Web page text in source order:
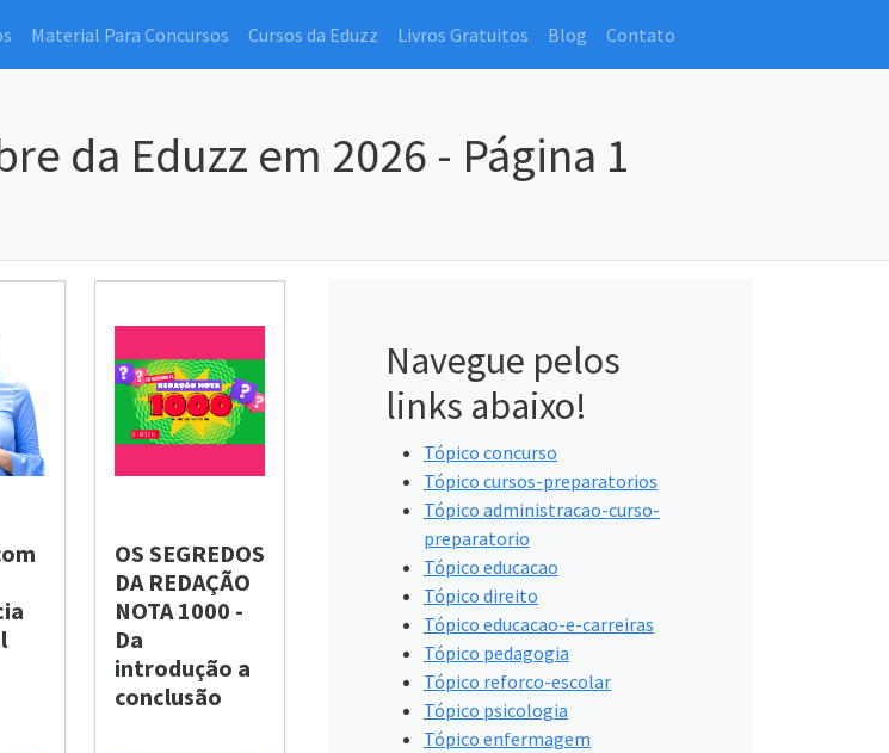
Material Para Concursos Cursos da Eduzz Livros Gratuitos Blog Contato
da Eduzz em 2026 - Página 1
OS SEGREDOS
DA REDAÇÃO
NOTA 1000 -
Da
introdução a
conclusão
Navegue pelos
links abaixo!
Tópico concurso
Tópico cursos-preparatorios
Tópico administracao-curso-
preparatorio
Tópico educacao
Tópico direito
Tópico educacao-e-carreiras
Tópico pedagogia
Tópico reforco-escolar
Tópico psicologia
Tópico enfermagem